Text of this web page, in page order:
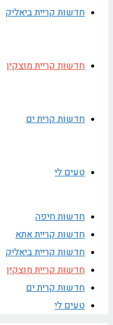
חדשות קריית ביאליק
חדשות קריית מוצקין
חדשות קרית ים
טעים לי
חדשות חיפה
חדשות קריית אתא
חדשות קריית ביאליק
חדשות קריית מוצקין
חדשות קרית ים
טעים לי